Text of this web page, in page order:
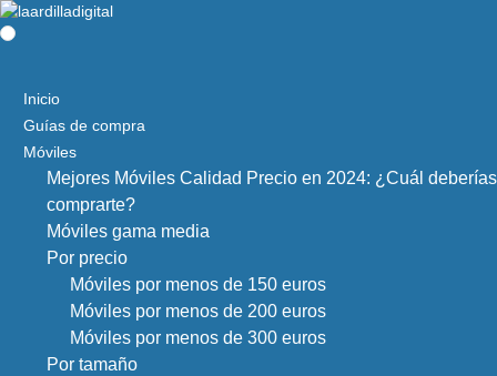
Inicio
Guías de compra
Móviles
Mejores Móviles Calidad Precio en 2024: ¿Cuál deberías
comprarte?
Móviles gama media
Por precio
Móviles por menos de 150 euros
Móviles por menos de 200 euros
Móviles por menos de 300 euros
Por tamaño